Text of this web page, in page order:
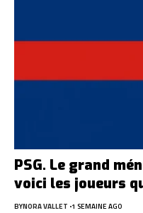
PSG. Le grand
voici les joueurs
BYNORA VALLET 1 SEMAINE AGO